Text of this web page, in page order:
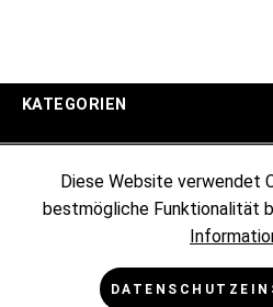
KATEGORIEN
KUNDENINFORMATIONEN
RECHTLICHES
Diese Website verwendet
bestmögliche Funktionalität